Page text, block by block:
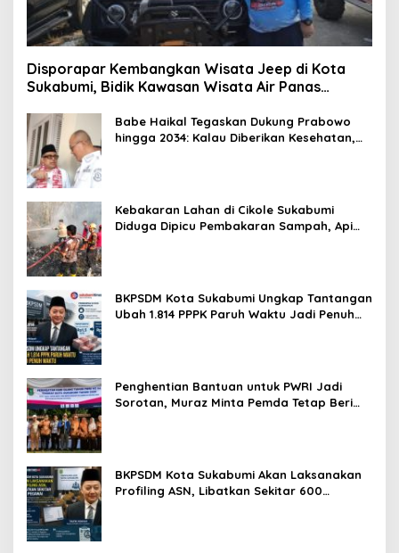
Disporapar Kembangkan Wisata Jeep di Kota
Sukabumi, Bidik Kawasan Wisata Air Panas
Babe Haikal Tegaskan Dukung Prabowo
hingga 2034: Kalau Diberikan Kesehatan,
Kebakaran Lahan di Cikole Sukabumi
Diduga Dipicu Pembakaran Sampah, Api
BKPSDM Kota Sukabumi Ungkap Tantangan
Ubah 1.814 PPPK Paruh Waktu Jadi Penuh
Penghentian Bantuan untuk PWRI Jadi
Sorotan, Muraz Minta Pemda Tetap Beri
BKPSDM Kota Sukabumi Akan Laksanakan
Profiling ASN, Libatkan Sekitar 600